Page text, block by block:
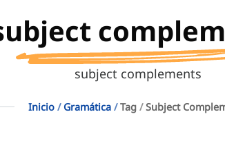
subject complements
Inicio Gramática Tag Subject